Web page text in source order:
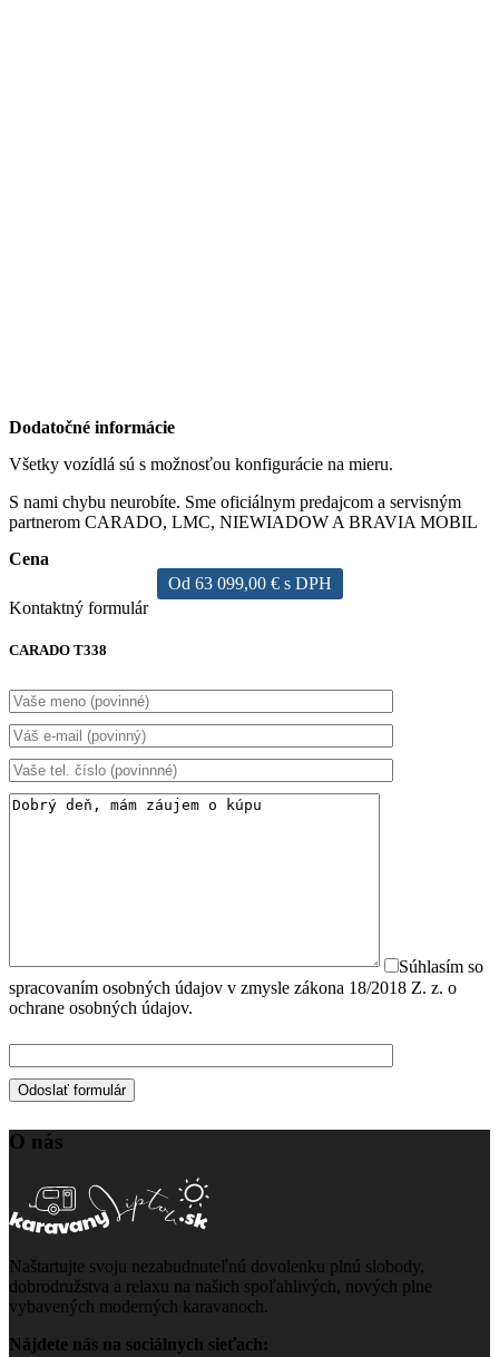
Dodatočné informácie
Všetky vozídlá sú s možnosťou konfigurácie na mieru.
S nami chybu neurobíte. Sme oficiálnym predajcom a servisným
partnerom CARADO, LMC, NIEWIADOW A BRAVIA MOBIL
Cena
Od 63 099,00 € s DPH
Kontaktný formulár
CARADO T338
Súhlasím so
spracovaním osobných údajov v zmysle zákona 18/2018 Z. z. o
ochrane osobných údajov.
O nás
Naštartujte svoju nezabudnuteľnú dovolenku plnú slobody,
dobrodružstva a relaxu na našich spoľahlivých, nových plne
vybavených moderných karavanoch.
Nájdete nás na sociálnych sieťach: